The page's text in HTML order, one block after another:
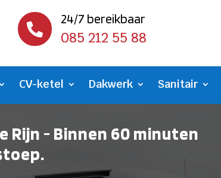

24/7 bereikbaar
085 212 55 88
CV-ketel Dakwerk Sanitair
Rijn - Binnen 60 minuten